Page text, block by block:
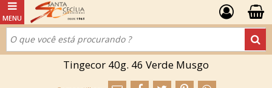
Tingecor 40g. 46 Verde Musgo